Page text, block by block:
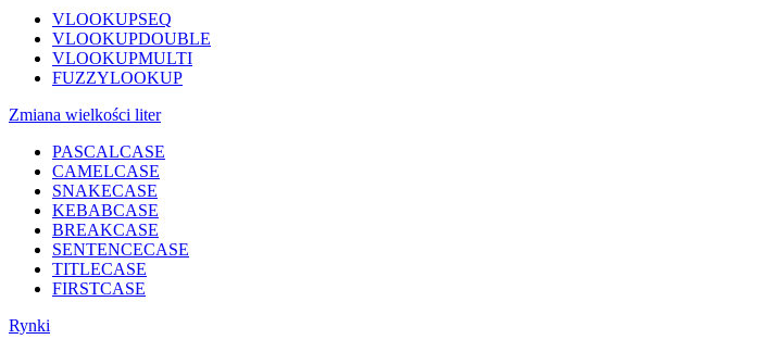
VLOOKUPSEQ
VLOOKUPDOUBLE
VLOOKUPMULTI
FUZZYLOOKUP
Zmiana wielkości liter
PASCALCASE
CAMELCASE
SNAKECASE
KEBABCASE
BREAKCASE
SENTENCECASE
TITLECASE
FIRSTCASE
Rynki